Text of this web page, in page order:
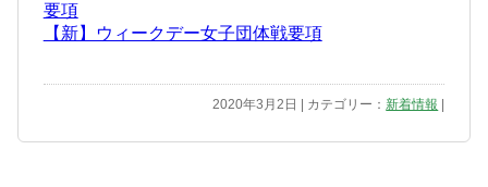
要項
【新】ウィークデー女子団体戦要項
2020年3月2日 | カテゴリー：新着情報